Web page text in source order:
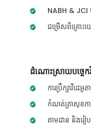
NABH & JCI
ជម្រើសពិគ្រោះ
ដំណោះស្រាយបច្ចេក
ការប្រឹក្សាវីដេអូ
កំណត់ត្រាសុខភា
តាមដាន និងរៀ